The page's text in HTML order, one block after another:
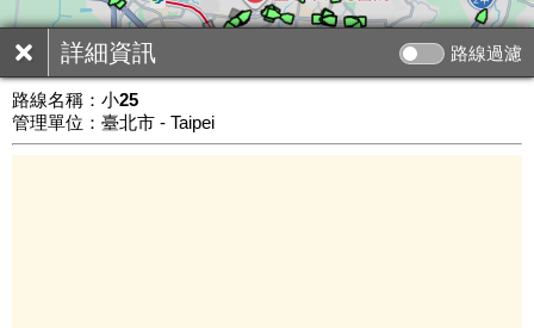
詳細資訊 路線過濾
路線名稱： 小25
管理單位：臺北市 - Taipei